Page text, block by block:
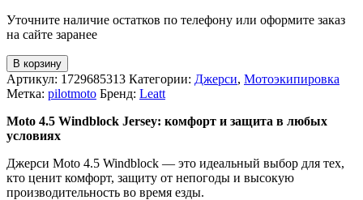
Уточните наличие остатков по телефону или оформите заказ
на сайте заранее
В корзину
Артикул: 1729685313 Категории: Джерси, Мотоэкипировка
Метка: pilotmoto Бренд: Leatt
Moto 4.5 Windblock Jersey: комфорт и защита в любых
условиях
Джерси Moto 4.5 Windblock — это идеальный выбор для тех,
кто ценит комфорт, защиту от непогоды и высокую
производительность во время езды.